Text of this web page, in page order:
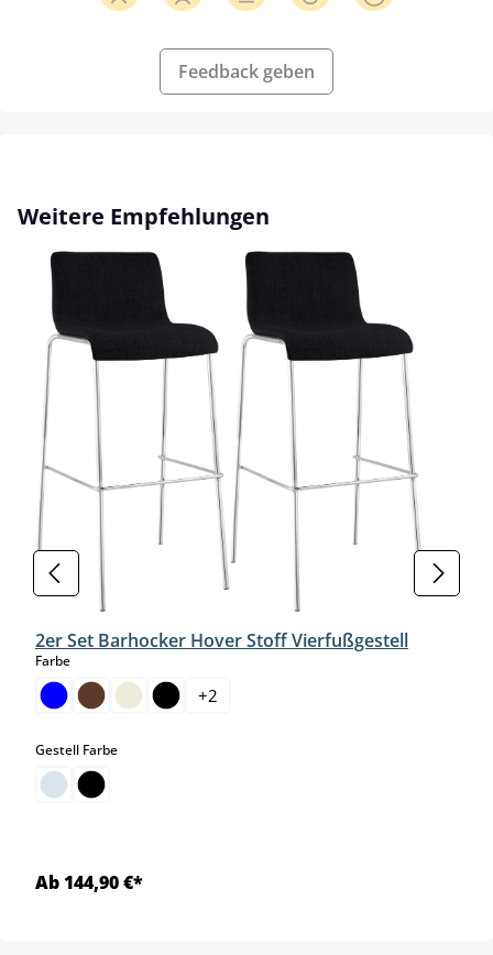
Feedback geben
Produktgalerie überspringen
Weitere Empfehlungen
2er Set Barhocker Hover Stoff Vierfußgestell
Farbeauswählen
+2
Gestell Farbeauswählen
Ab 144,90 €*